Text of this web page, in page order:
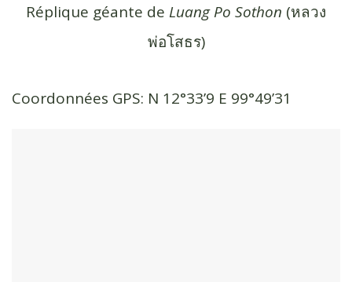
Réplique géante de Luang Po Sothon (หลวง
พ่อโสธร)
Coordonnées GPS: N 12°33’9 E 99°49’31